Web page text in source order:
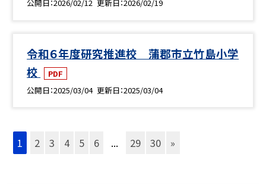
公開日 2026/02/12 更新日 2026/02/19
令和６年度研究推進校 蒲郡市立竹島小学
校
PDF
公開日 2025/03/04 更新日 2025/03/04
1 2 3 4 5 6 ... 29 30 »